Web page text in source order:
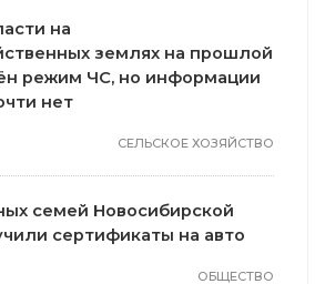
на
землях на прошлой
режим ЧС, но информации
нет
СЕЛЬСКОЕ ХОЗЯЙСТВО
семей Новосибирской
сертификаты на авто
ОБЩЕСТВО